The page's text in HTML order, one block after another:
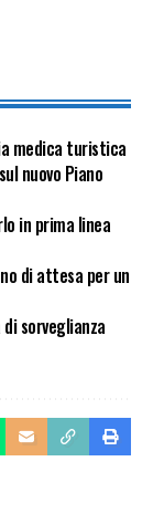
medica turistica
nuovo Piano
in prima linea
di attesa per un
sorveglianza